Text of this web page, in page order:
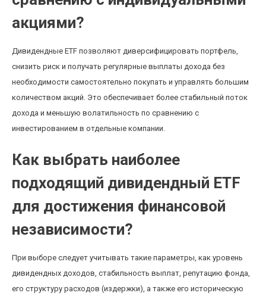
акциями?
Дивидендные ETF позволяют диверсифицировать портфель,
снизить риск и получать регулярные выплаты дохода без
необходимости самостоятельно покупать и управлять большим
количеством акций. Это обеспечивает более стабильный поток
дохода и меньшую волатильность по сравнению с
инвестированием в отдельные компании.
Как выбрать наиболее
подходящий дивидендный ETF
для достижения финансовой
независимости?
При выборе следует учитывать такие параметры, как уровень
дивидендных доходов, стабильность выплат, репутацию фонда,
его структуру расходов (издержки), а также его историческую